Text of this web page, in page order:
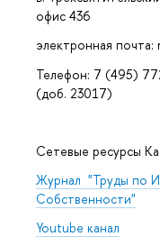
офис 436
электронная почта:
Телефон: 7 (495)
(доб. 23017)
Сетевые ресурсы
Журнал "Труды по
Собственности"
Youtube канал